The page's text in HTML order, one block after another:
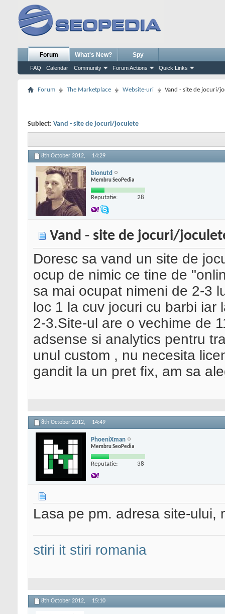
Forum
FAQ Calendar Community Forum Actions Quick Links
What's New? Spy
Forum The Marketplace Website-uri Vand - site de jocuri/
Subiect: Vand - site de jocuri/joculete
8th October 2012, 14:29
bionutd
Membru SeoPedia
Reputatie: 28
Vand - site de jocuri/
Doresc sa vand un site de
ocup de nimic ce tine de
sa mai ocupat nimeni de 2-3
loc 1 la cuv jocuri cu barbi
2-3.Site-ul are o vechime de
adsense si analytics pentru
unul custom , nu necesita
gandit la un pret fix, am sa
8th October 2012, 14:49
PhoeniXman
Membru SeoPedia
Reputatie: 38
Lasa pe pm. adresa site-ului,
stiri it stiri romania
8th October 2012, 15:10